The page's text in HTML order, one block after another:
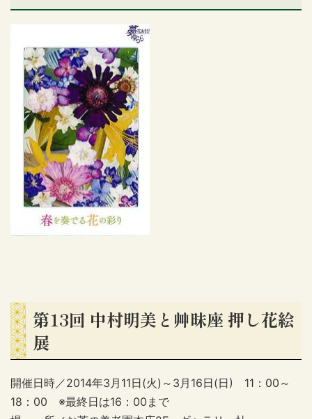
第13回 中村明美と艸昧座 押し花絵
展
開催日時／2014年3月11日(火)～3月16日(日) 11：00～
18：00 ※最終日は16：00まで